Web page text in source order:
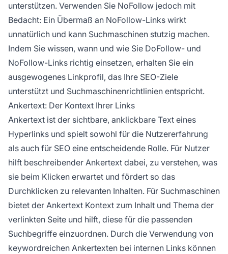
unterstützen. Verwenden Sie NoFollow jedoch mit
Bedacht: Ein Übermaß an NoFollow-Links wirkt
unnatürlich und kann Suchmaschinen stutzig machen.
Indem Sie wissen, wann und wie Sie DoFollow- und
NoFollow-Links richtig einsetzen, erhalten Sie ein
ausgewogenes Linkprofil, das Ihre SEO-Ziele
unterstützt und Suchmaschinenrichtlinien entspricht.
Ankertext: Der Kontext Ihrer Links
Ankertext ist der sichtbare, anklickbare Text eines
Hyperlinks und spielt sowohl für die Nutzererfahrung
als auch für SEO eine entscheidende Rolle. Für Nutzer
hilft beschreibender Ankertext dabei, zu verstehen, was
sie beim Klicken erwartet und fördert so das
Durchklicken zu relevanten Inhalten. Für Suchmaschinen
bietet der Ankertext Kontext zum Inhalt und Thema der
verlinkten Seite und hilft, diese für die passenden
Suchbegriffe einzuordnen. Durch die Verwendung von
keywordreichen Ankertexten bei internen Links können